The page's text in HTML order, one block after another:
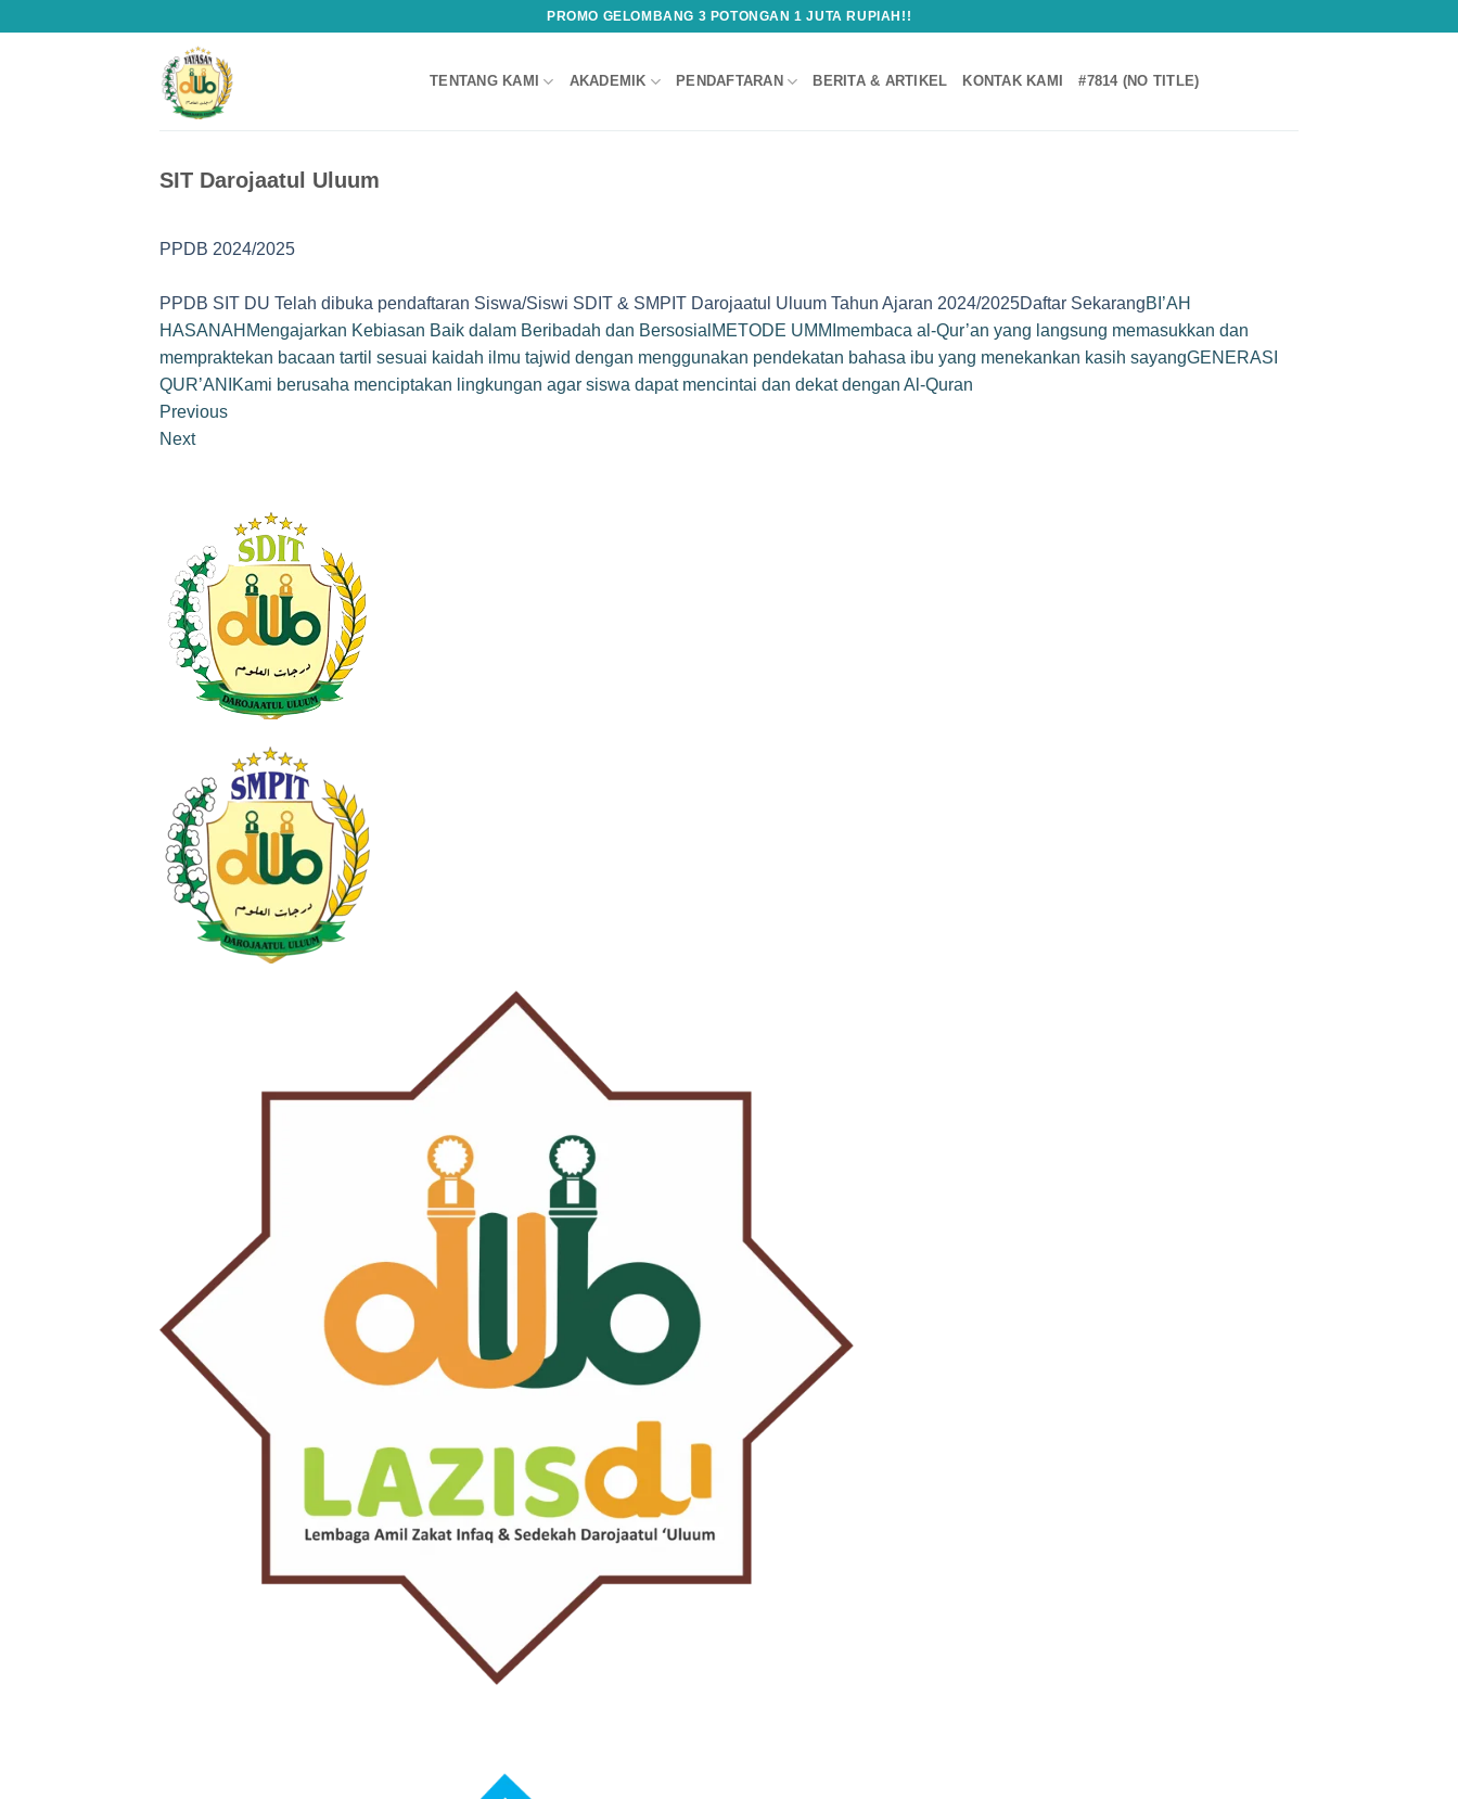
PROMO GELOMBANG 3 POTONGAN 1 JUTA RUPIAH!!
TENTANG KAMI AKADEMIK PENDAFTARAN BERITA & ARTIKEL KONTAK KAMI #7814 (NO TITLE)
SIT Darojaatul Uluum
PPDB 2024/2025
PPDB SIT DU Telah dibuka pendaftaran Siswa/Siswi SDIT & SMPIT Darojaatul Uluum Tahun Ajaran 2024/2025Daftar SekarangBI’AH
HASANAHMengajarkan Kebiasan Baik dalam Beribadah dan BersosialMETODE UMMImembaca al-Qur’an yang langsung memasukkan dan
mempraktekan bacaan tartil sesuai kaidah ilmu tajwid dengan menggunakan pendekatan bahasa ibu yang menekankan kasih sayangGENERASI
QUR’ANIKami berusaha menciptakan lingkungan agar siswa dapat mencintai dan dekat dengan Al-Quran
Previous
Next